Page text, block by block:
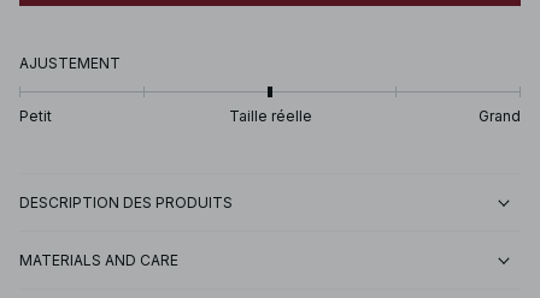
AJUSTEMENT
Petit Taille réelle Grand
DESCRIPTION DES PRODUITS
MATERIALS AND CARE